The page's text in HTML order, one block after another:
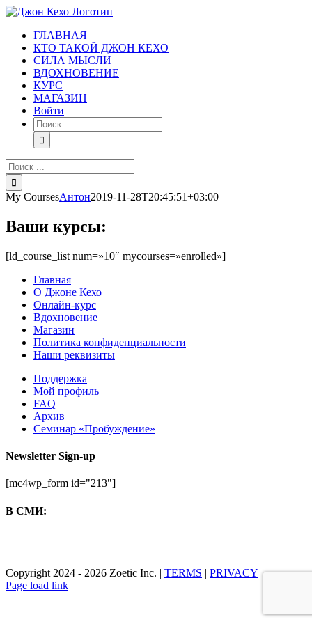
Skip
contentГЛАВНАЯ
КТО ТАКОЙ ДЖОН КЕХО
СИЛА МЫСЛИ
ВДОХНОВЕНИЕ
КУРС
МАГАЗИН
Войти
Результат
поиска:
Результат
поиска:
My CoursesАнтон2019-11-28T20:45:51+03:00
Ваши курсы:
[ld_course_list num=»10″ mycourses=»enrolled»]
Главная
О Джоне Кехо
Онлайн-курс
Вдохновение
Магазин
Политика конфиденциальности
Наши реквизиты
Поддержка
Мой профиль
FAQ
Архив
Семинар «Пробуждение»
Newsletter Sign-up
[mc4wp_form id="213"]
В СМИ:
Copyright 2024 - 2026 Zoetic Inc. | TERMS | PRIVACY
Facebook
X
YouTube
Instagram
Page load link